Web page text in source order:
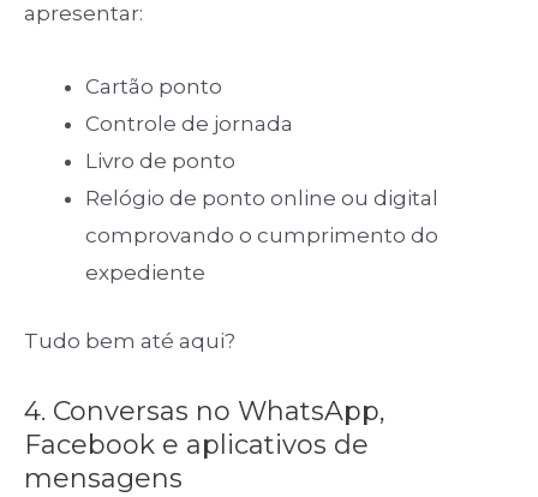
apresentar:
Cartão ponto
Controle de jornada
Livro de ponto
Relógio de ponto online ou digital
comprovando o cumprimento do
expediente
Tudo bem até aqui?
4. Conversas no WhatsApp,
Facebook e aplicativos de
mensagens